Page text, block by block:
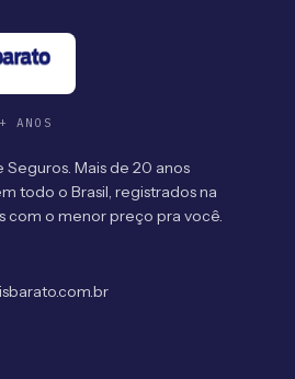
ANOS
Mais de 20 anos
todo o Brasil, registrados na
com o menor preço pra você.